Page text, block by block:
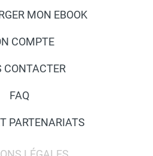
MON EBOOK
COMPTE
CONTACTER
FAQ
PARTENARIATS